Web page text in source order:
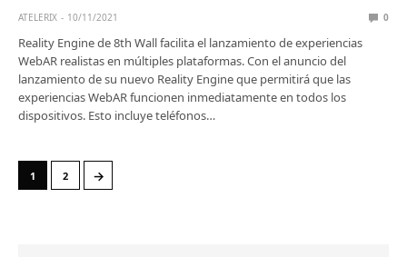
ATELERIX 10/11/2021 0
Reality Engine de 8th Wall facilita el lanzamiento de experiencias
WebAR realistas en múltiples plataformas. Con el anuncio del
lanzamiento de su nuevo Reality Engine que permitirá que las
experiencias WebAR funcionen inmediatamente en todos los
dispositivos. Esto incluye teléfonos…
1 2 →